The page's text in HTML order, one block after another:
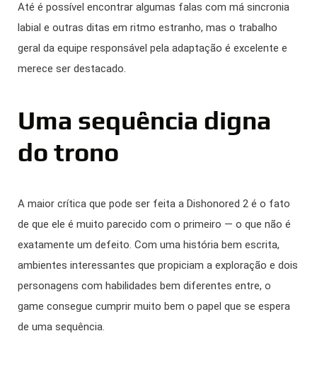
Até é possível encontrar algumas falas com má sincronia
labial e outras ditas em ritmo estranho, mas o trabalho
geral da equipe responsável pela adaptação é excelente e
merece ser destacado.
Uma sequência digna
do trono
A maior crítica que pode ser feita a Dishonored 2 é o fato
de que ele é muito parecido com o primeiro — o que não é
exatamente um defeito. Com uma história bem escrita,
ambientes interessantes que propiciam a exploração e dois
personagens com habilidades bem diferentes entre, o
game consegue cumprir muito bem o papel que se espera
de uma sequência.